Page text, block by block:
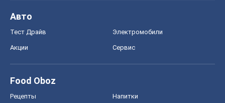
Авто
Тест Драйв Электромобили
Акции Сервис
Food Oboz
Рецепты Напитки